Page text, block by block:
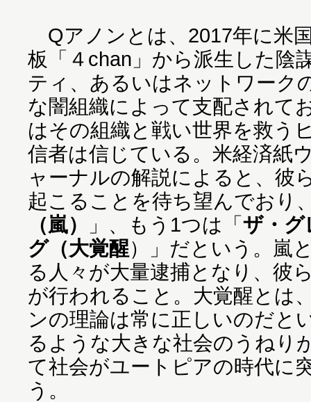
Qアノンとは、2017年に米
板「４chan」から派生した陰
ティ、あるいはネットワーク
な闇組織によって支配されて
はその組織と戦い世界を救う
信者は信じている。米経済紙
ャーナルの解説によると、彼
起こることを待ち望んでおり
（嵐）
」、もう1つは「ザ・グ
グ（大覚醒）」だという。嵐
る人々が大量逮捕となり、彼
が行われること。大覚醒とは
ンの理論は常に正しいのだと
るような大きな社会のうねり
て社会がユートピアの時代に
う。